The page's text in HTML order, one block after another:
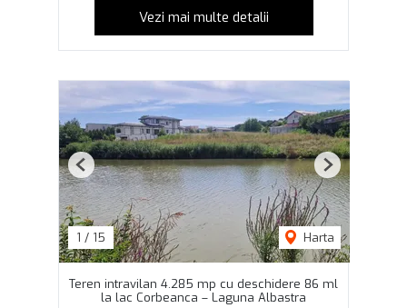
Vezi mai multe detalii
1 / 15 Harta
Previous Next
Teren intravilan 4.285 mp cu deschidere 86 ml
la lac Corbeanca – Laguna Albastra